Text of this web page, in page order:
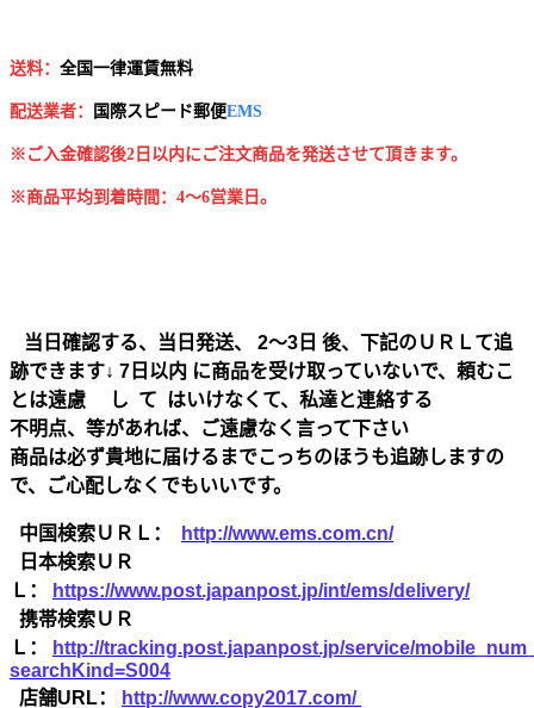
送料： 全国一律運賃無料
配送業者： 国 際スピード郵便EMS
※ご入金確認後2日以内にご注文商品を発送させて頂きます。
※商品平均到着時間：4～6営業日。
当日確認する、当日発送、 2～3日 後、下記のＵＲＬて追
跡できます↓ 7日以内 に商品を受け取っていないで、頼むこ
とは遠慮 し て はいけなくて、私達と連絡する
不明点、等があれば、ご遠慮なく言って下さい
商品は必ず貴地に届けるまでこっちのほうも追跡しますの
で、ご心配しなくでもいいです。
中国検索ＵＲＬ：
http://www.ems.com.cn/
日本検索ＵＲ
Ｌ：
https://www.post.japanpost.jp/int/ems/delivery/
携帯検索ＵＲ
Ｌ：
http://tracking.post.japanpost.jp/service/
searchKind=S004
店舗URL：
http://www.copy2017.com/